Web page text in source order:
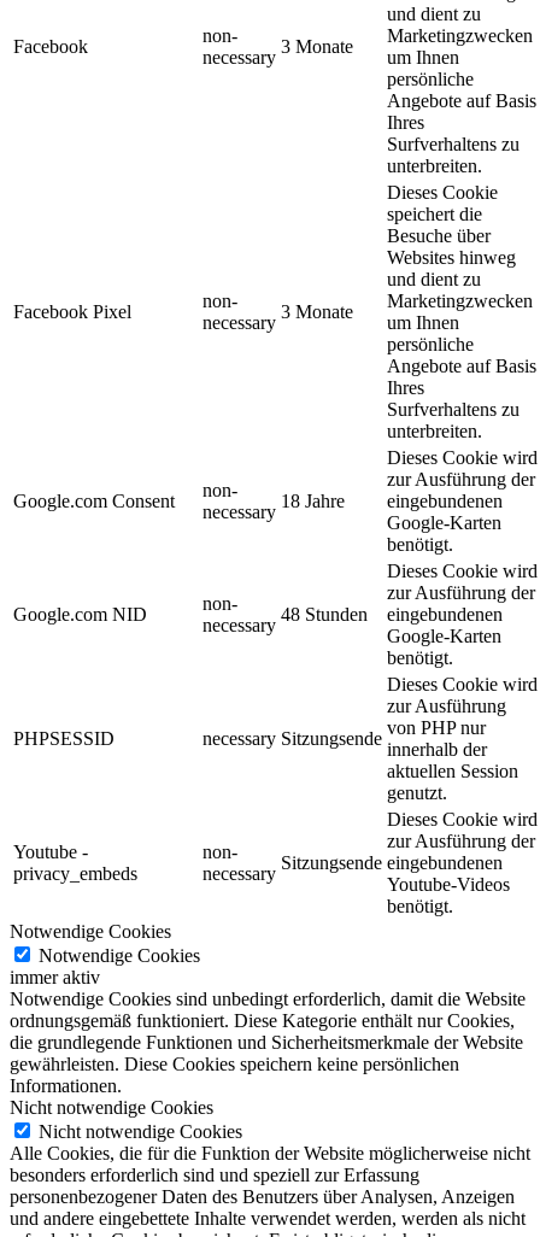
Facebook
non-
necessary
3 Monate
und dient zu
Marketingzwecken
um Ihnen
persönliche
Angebote auf Basis
Ihres
Surfverhaltens zu
unterbreiten.
Facebook Pixel
non-
necessary
3 Monate
Dieses Cookie
speichert die
Besuche über
Websites hinweg
und dient zu
Marketingzwecken
um Ihnen
persönliche
Angebote auf Basis
Ihres
Surfverhaltens zu
unterbreiten.
Google.com Consent
non-
necessary
18 Jahre
Dieses Cookie wird
zur Ausführung der
eingebundenen
Google-Karten
benötigt.
Google.com NID
non-
necessary
48 Stunden
Dieses Cookie wird
zur Ausführung der
eingebundenen
Google-Karten
benötigt.
PHPSESSID necessary Sitzungsende
Dieses Cookie wird
zur Ausführung
von PHP nur
innerhalb der
aktuellen Session
genutzt.
Youtube -
privacy_embeds
non-
necessary
Sitzungsende
Dieses Cookie wird
zur Ausführung der
eingebundenen
Youtube-Videos
benötigt.
Notwendige Cookies
Notwendige Cookies
immer aktiv
Notwendige Cookies sind unbedingt erforderlich, damit die Website
ordnungsgemäß funktioniert. Diese Kategorie enthält nur Cookies,
die grundlegende Funktionen und Sicherheitsmerkmale der Website
gewährleisten. Diese Cookies speichern keine persönlichen
Informationen.
Nicht notwendige Cookies
Nicht notwendige Cookies
Alle Cookies, die für die Funktion der Website möglicherweise nicht
besonders erforderlich sind und speziell zur Erfassung
personenbezogener Daten des Benutzers über Analysen, Anzeigen
und andere eingebettete Inhalte verwendet werden, werden als nicht